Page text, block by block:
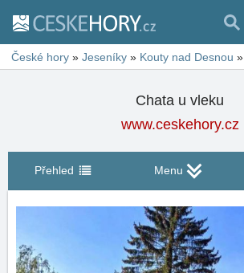
České hory » Jeseníky » Kouty nad Desnou »
Chata u vleku
www.ceskehory.cz
Přehled Menu